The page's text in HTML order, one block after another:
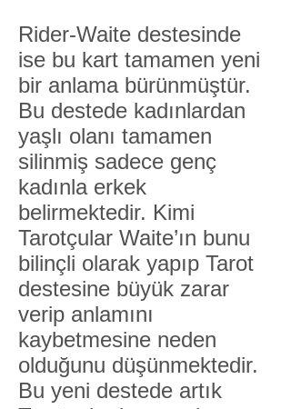
Rider-Waite destesinde
ise bu kart tamamen yeni
bir anlama bürünmüştür.
Bu destede kadınlardan
yaşlı olanı tamamen
silinmiş sadece genç
kadınla erkek
belirmektedir. Kimi
Tarotçular Waite’ın bunu
bilinçli olarak yapıp Tarot
destesine büyük zarar
verip anlamını
kaybetmesine neden
olduğunu düşünmektedir.
Bu yeni destede artık